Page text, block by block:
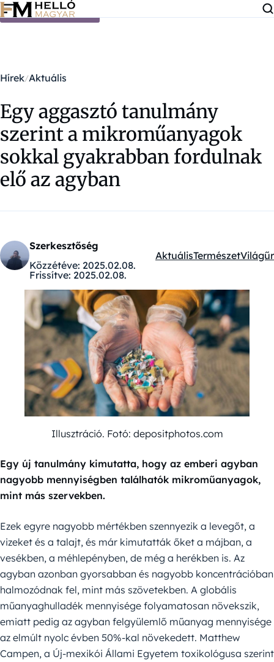
Ugrás a tartalomra
Hírek Aktuális
Egy aggasztó tanulmány
szerint a mikroműanyagok
sokkal gyakrabban fordulnak
elő az agyban
Szerkesztőség
Közzétéve: 2025.02.08.
Frissítve: 2025.02.08.
Kategóriák:
AktuálisTermészetVilágűr
Illusztráció. Fotó: depositphotos.com
Egy új tanulmány kimutatta, hogy az emberi agyban
nagyobb mennyiségben találhatók mikroműanyagok,
mint más szervekben.
Ezek egyre nagyobb mértékben szennyezik a levegőt, a
vizeket és a talajt, és már kimutatták őket a májban, a
vesékben, a méhlepényben, de még a herékben is. Az
agyban azonban gyorsabban és nagyobb koncentrációban
halmozódnak fel, mint más szövetekben. A globális
műanyaghulladék mennyisége folyamatosan növekszik,
emiatt pedig az agyban felgyülemlő műanyag mennyisége
az elmúlt nyolc évben 50%-kal növekedett. Matthew
Campen, a Új-mexikói Állami Egyetem toxikológusa szerint